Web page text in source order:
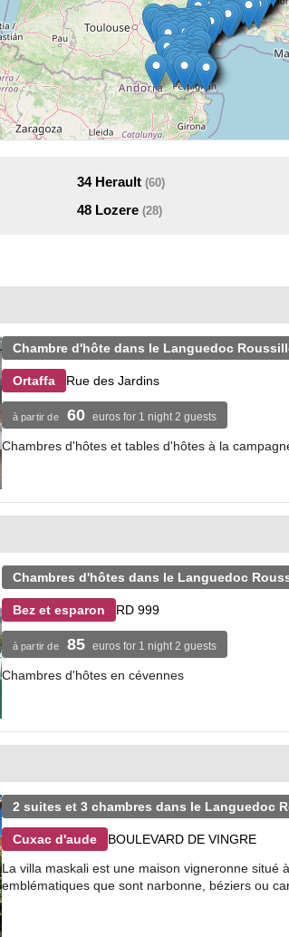
34 Herault(60)
48 Lozere(28)
Chambre d'hôte dans le Languedoc
Ortaffa Rue des Jardins
à partir de 60 euros for 1 night 2 guests
Chambres d'hôtes et tables d'hôtes à la
Chambres d'hôtes dans le Languedoc
Bez et esparon RD 999
à partir de 85 euros for 1 night 2 guests
Chambres d'hôtes en cévennes
2 suites et 3 chambres dans le Languedoc
Cuxac d'aude BOULEVARD DE VINGRE
La villa maskali est une maison vigneronne situé
emblématiques que sont narbonne, béziers ou